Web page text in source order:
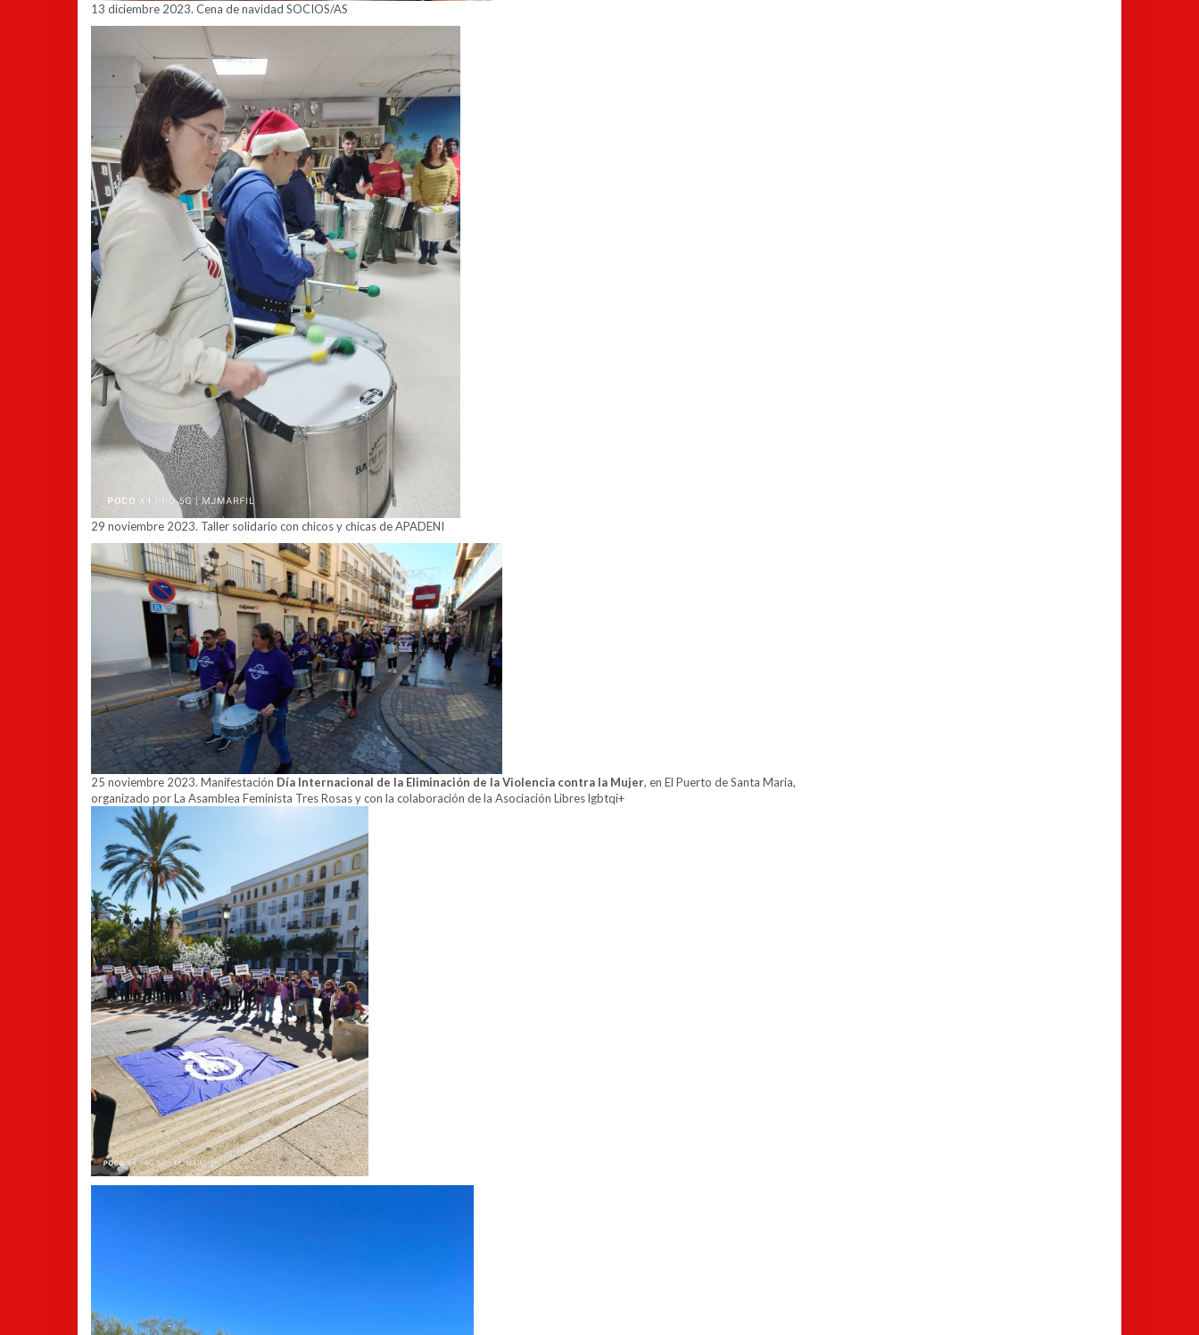
13 diciembre 2023. Cena de navidad SOCIOS/AS
29 noviembre 2023. Taller solidario con chicos y chicas de APADENI
25 noviembre 2023. Manifestación Día Internacional de la Eliminación de la Violencia contra la Mujer, en El Puerto de Santa Maria,
organizado por La Asamblea Feminista Tres Rosas y con la colaboración de la Asociación Libres lgbtqi+